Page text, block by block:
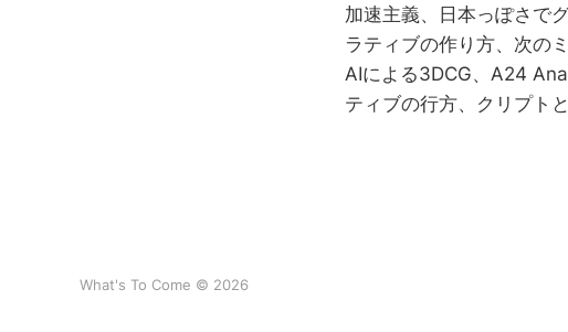
加速主義、日本っぽさで
ラティブの作り方、次の
AIによる3DCG、A24
ティブの行方、クリプト
What's To Come © 2026